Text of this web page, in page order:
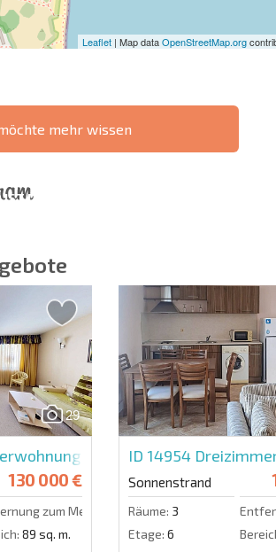
Leaflet | Map dataOpenStreetMap.org
mehr wissen
abonnieren | Durch Anklicken des Buttons
Daten zu.
Eine Nachricht schicken
IST DIE 6%-
29
in Avalon
130 000 €
zum Meer:
350 m.
89 sq. m.
ID 14954
Sonnenstrand
Räume: 3
Etage: 6